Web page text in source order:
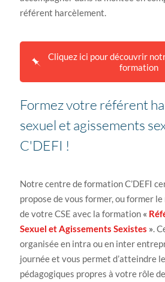
référent harcèlement.
Cliquez ici pour découvrir
formation
Formez votre référent
sexuel et agissements
C'DEFI !
Notre centre de formation C’DEFI
propose de vous former, ou former
de votre CSE avec la formation «
Sexuel et Agissements Sexistes ».
organisée en intra ou en inter
journée et vous permet d’atteindre
pédagogiques propres à votre rôle